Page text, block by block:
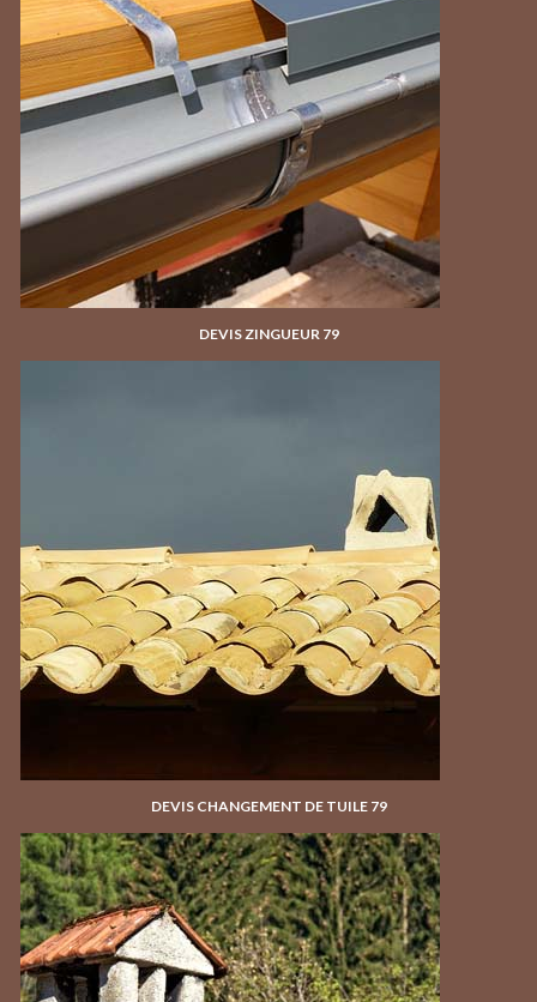
DEVIS ZINGUEUR 79
DEVIS CHANGEMENT DE TUILE 79